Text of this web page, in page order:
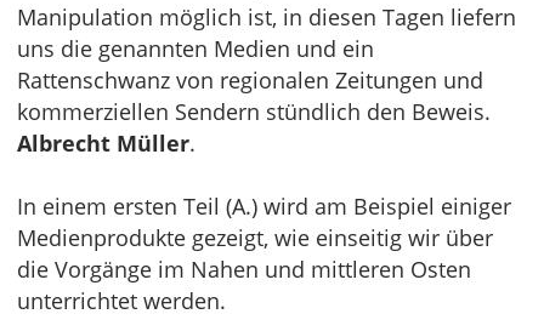
Manipulation möglich ist, in diesen Tagen liefern
uns die genannten Medien und ein
Rattenschwanz von regionalen Zeitungen und
kommerziellen Sendern stündlich den Beweis.
Albrecht Müller.
In einem ersten Teil (A.) wird am Beispiel einiger
Medienprodukte gezeigt, wie einseitig wir über
die Vorgänge im Nahen und mittleren Osten
unterrichtet werden.